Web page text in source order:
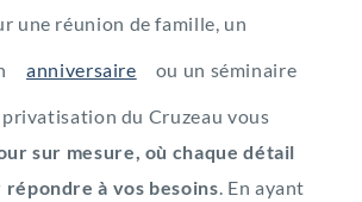
une réunion de famille, un
anniversaire ou un séminaire
privatisation du Cruzeau vous
sur mesure, où chaque détail
à vos besoins. En ayant